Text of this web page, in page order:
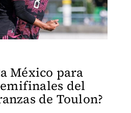
México para
del
de Toulon?